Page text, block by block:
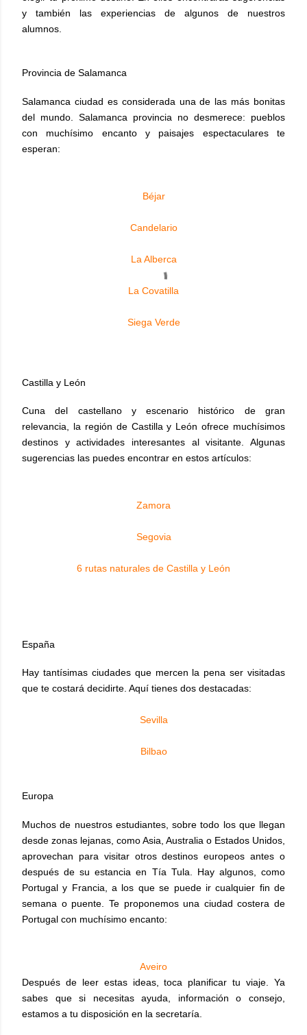
y también las experiencias de algunos de nuestros
alumnos.
Provincia de Salamanca
Salamanca ciudad es considerada una de las más bonitas
del mundo. Salamanca provincia no desmerece: pueblos
con muchísimo encanto y paisajes espectaculares te
esperan:
Béjar
Candelario
La Alberca
La Covatilla
Siega Verde
Castilla y León
Cuna del castellano y escenario histórico de gran
relevancia, la región de Castilla y León ofrece muchísimos
destinos y actividades interesantes al visitante. Algunas
sugerencias las puedes encontrar en estos artículos:
Zamora
Segovia
6 rutas naturales de Castilla y León
España
Hay tantísimas ciudades que mercen la pena ser visitadas
que te costará decidirte. Aquí tienes dos destacadas:
Sevilla
Bilbao
Europa
Muchos de nuestros estudiantes, sobre todo los que llegan
desde zonas lejanas, como Asia, Australia o Estados Unidos,
aprovechan para visitar otros destinos europeos antes o
después de su estancia en Tía Tula. Hay algunos, como
Portugal y Francia, a los que se puede ir cualquier fin de
semana o puente. Te proponemos una ciudad costera de
Portugal con muchísimo encanto:
Aveiro
Después de leer estas ideas, toca planificar tu viaje. Ya
sabes que si necesitas ayuda, información o consejo,
estamos a tu disposición en la secretaría.